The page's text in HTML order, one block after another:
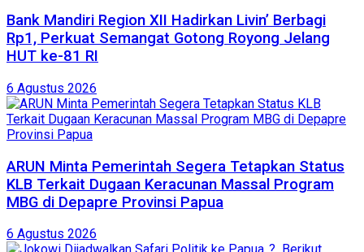
Bank Mandiri Region XII Hadirkan Livin’ Berbagi
Rp1, Perkuat Semangat Gotong Royong Jelang
HUT ke-81 RI
6 Agustus 2026
ARUN Minta Pemerintah Segera Tetapkan Status
KLB Terkait Dugaan Keracunan Massal Program
MBG di Depapre Provinsi Papua
6 Agustus 2026